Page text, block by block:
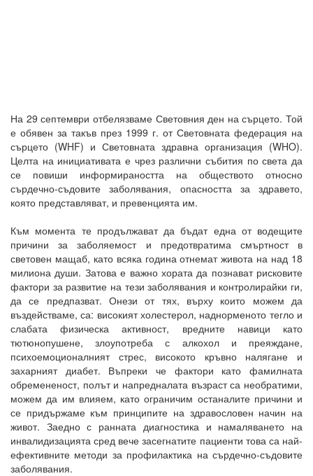
На 29 септември отбелязваме Световния ден на сърцето. Той
е обявен за такъв през 1999 г. от Световната федерация на
сърцето (WHF) и Световната здравна организация (WHO).
Целта на инициативата е чрез различни събития по света да
се повиши информираността на обществото относно
сърдечно-съдовите заболявания, опасността за здравето,
която представляват, и превенцията им.
Към момента те продължават да бъдат една от водещите
причини за заболяемост и предотвратима смъртност в
световен мащаб, като всяка година отнемат живота на над 18
милиона души. Затова е важно хората да познават рисковите
фактори за развитие на тези заболявания и контролирайки ги,
да се предпазват. Онези от тях, върху които можем да
въздействаме, са: високият холестерол, наднорменото тегло и
слабата физическа активност, вредните навици като
тютюнопушене, злоупотреба с алкохол и преяждане,
психоемоционалният стрес, високото кръвно налягане и
захарният диабет. Въпреки че фактори като фамилната
обремененост, полът и напредналата възраст са необратими,
можем да им влияем, като ограничим останалите причини и
се придържаме към принципите на здравословен начин на
живот. Заедно с ранната диагностика и намаляването на
инвалидизацията сред вече засегнатите пациенти това са най-
ефективните методи за профилактика на сърдечно-съдовите
заболявания.